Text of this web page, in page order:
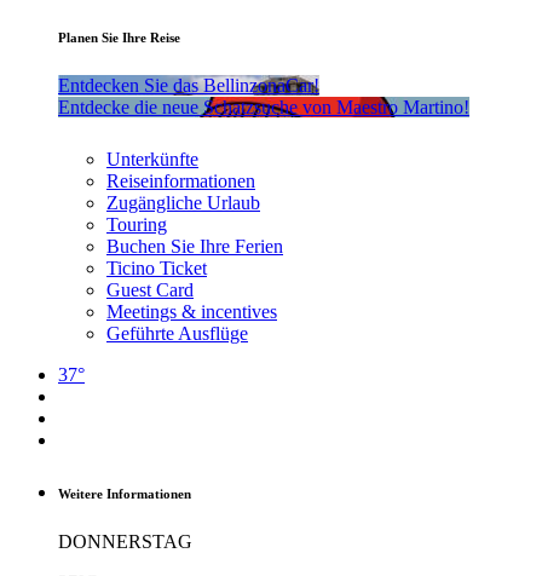
Planen Sie Ihre Reise
Entdecken Sie das BellinzonaCar!
Entdecke die neue Schatzsuche von Maestro Martino!
Unterkünfte
Reiseinformationen
Zugängliche Urlaub
Touring
Buchen Sie Ihre Ferien
Ticino Ticket
Guest Card
Meetings & incentives
Geführte Ausflüge
37°
Weitere Informationen
DONNERSTAG